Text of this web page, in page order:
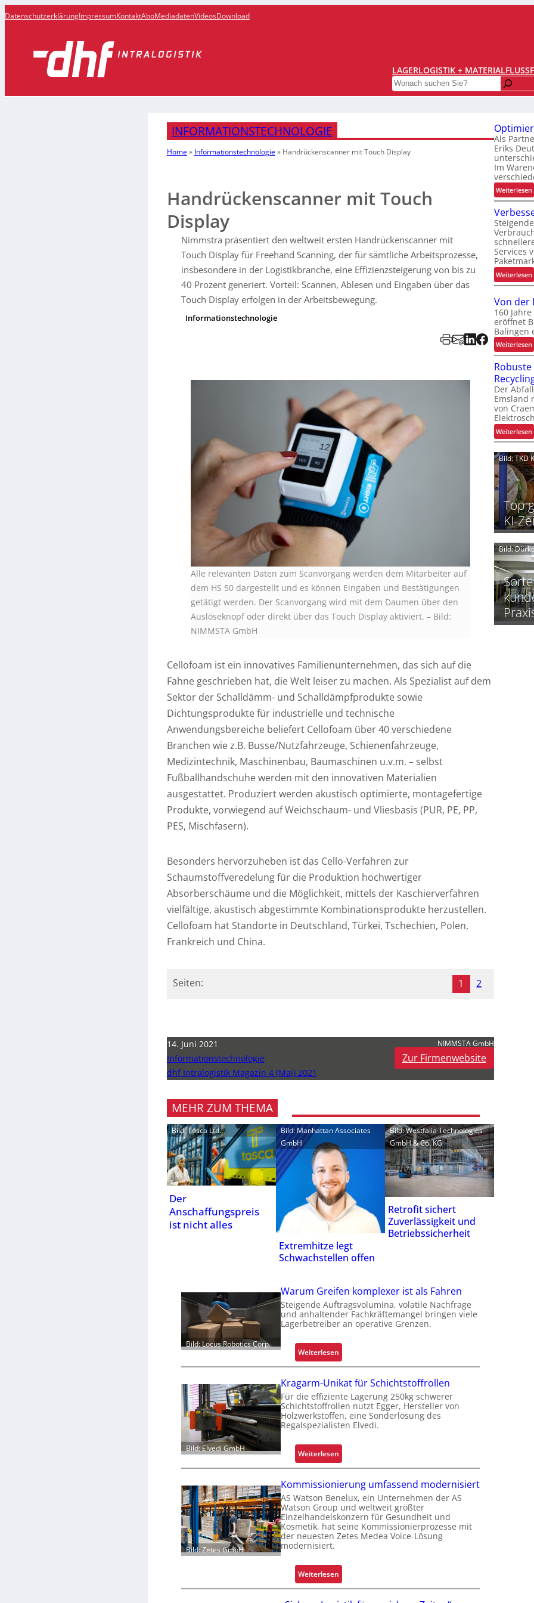
DatenschutzerklärungImpressumKontaktAboMediadatenVideosDownload
LAGERLOGISTIK + MATERIALFLUSS
Search
INFORMATIONSTECHNOLOGIE
Home» Informationstechnologie» Handrückenscannermit Touch Display
Handrückenscanner mit Touch
Display
Nimmstra präsentiert den weltweit ersten Handrückenscanner mit
Touch Display für Freehand Scanning, der für sämtliche Arbeitsprozesse,
insbesondere in der Logistikbranche, eine Effizienzsteigerung von bis zu
40 Prozent generiert. Vorteil: Scannen, Ablesen und Eingaben über das
Touch Display erfolgen in der Arbeitsbewegung.
Informationstechnologie
Alle relevanten Daten zum Scanvorgang werden dem Mitarbeiter auf
dem HS 50 dargestellt und es können Eingaben und Bestätigungen
getätigt werden. Der Scanvorgang wird mit dem Daumen über den
Auslöseknopf oder direkt über das Touch Display aktiviert. – Bild:
NIMMSTA GmbH
Cellofoam ist ein innovatives Familienunternehmen, das sich auf die
Fahne geschrieben hat, die Welt leiser zu machen. Als Spezialist auf dem
Sektor der Schalldämm- und Schalldämpfprodukte sowie
Dichtungsprodukte für industrielle und technische
Anwendungsbereiche beliefert Cellofoam über 40 verschiedene
Branchen wie z.B. Busse/Nutzfahrzeuge, Schienenfahrzeuge,
Medizintechnik, Maschinenbau, Baumaschinen u.v.m. – selbst
Fußballhandschuhe werden mit den innovativen Materialien
ausgestattet. Produziert werden akustisch optimierte, montagefertige
Produkte, vorwiegend auf Weichschaum- und Vliesbasis (PUR, PE, PP,
PES, Mischfasern).
Besonders hervorzuheben ist das Cello-Verfahren zur
Schaumstoffveredelung für die Produktion hochwertiger
Absorberschäume und die Möglichkeit, mittels der Kaschierverfahren
vielfältige, akustisch abgestimmte Kombinationsprodukte herzustellen.
Cellofoam hat Standorte in Deutschland, Türkei, Tschechien, Polen,
Frankreich und China.
Seiten: 1 2
14. Juni 2021
Informationstechnologie
dhf Intralogistik Magazin 4 (Mai) 2021
NIMMSTA GmbH
Zur Firmenwebsite
MEHR ZUM THEMA
Bild: Tosca Ltd.
Der
Anschaffungspreis
ist nicht alles
Bild: Manhattan Associates
GmbH
Extremhitze legt
Schwachstellen offen
Bild: Westfalia Technologies
GmbH & Co. KG
Retrofit sichert
Zuverlässigkeit und
Betriebssicherheit
Bild: Locus Robotics Corp.
Warum Greifen komplexer ist als Fahren
Steigende Auftragsvolumina, volatile Nachfrage
und anhaltender Fachkräftemangel bringen viele
Lagerbetreiber an operative Grenzen.
Weiterlesen:
W
a
r
u
m
G
e
i
e
n
k
o
m
l
e
x
Bild: Elvedi GmbH
Kragarm-Unikat für Schichtstoffrollen
Für die effiziente Lagerung 250kg schwerer
Schichtstoffrollen nutzt Egger, Hersteller von
Holzwerkstoffen, eine Sonderlösung des
Regalspezialisten Elvedi.
Weiterlesen:
K
r
a
g
a
r
m
U
n
i
Bild: Zetes GmbH
Kommissionierung umfassend modernisiert
AS Watson Benelux, ein Unternehmen der AS
Watson Group und weltweit größter
Einzelhandelskonzern für Gesundheit und
Kosmetik, hat seine Kommissionierprozesse mit
der neuesten Zetes Medea Voice-Lösung
modernisiert.
Weiterlesen:
K
o
Als
Eriks
Im
Weiterlesen:
t
i
i
e
r
l
t
t
e
c
s
l
Services
Weiterlesen:
e
r
s
s
r
t
s
K
u
r
l
i
s
Von der
160
eröffnet
Balingen
Weiterlesen:
o
r
L
a
r
I
Der
Emsland
von
Weiterlesen:
s
t
s
f
r
Bild: TKD
Top
KI-
Bild: